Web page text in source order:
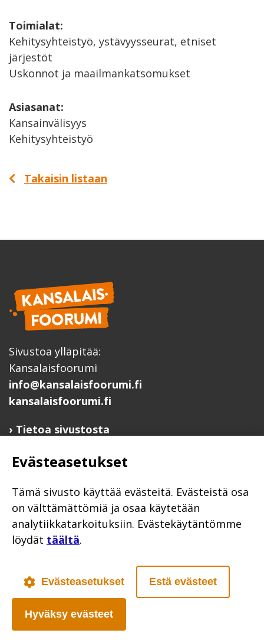
Toimialat:
Kehitysyhteistyö, ystävyysseurat, etniset
järjestöt
Uskonnot ja maailmankatsomukset
Asiasanat:
Kansainvälisyys
Kehitysyhteistyö
Takaisin listaan
Sivustoa ylläpitää:
Kansalaisfoorumi
info@kansalaisfoorumi.fi
kansalaisfoorumi.fi
Tietoa sivustosta
Ilmoita järjestösi järjestöhakemistoon
Järjestötietäjä-testi
Anna palautetta
Saavutettavuusseloste
Evästekäytännöt
Poutapilvi web design
Evästeasetukset
Tämä sivusto käyttää evästeitä. Evästeistä osa
on välttämättömiä ja osaa käytetään
analytiikkatarkoituksiin. Evästekäytäntömme
löydät täältä.
Evästeasetukset Estä evästeet
Hyväksy evästeet